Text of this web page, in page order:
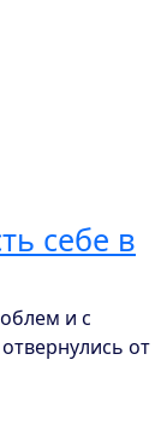
себе в
и с
от